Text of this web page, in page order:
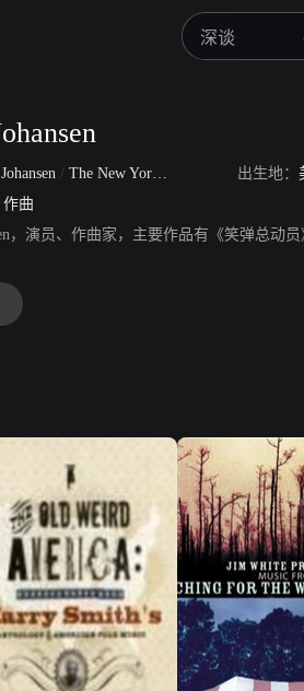
/ The New York City Dolls 出生地：
作曲
，演员、作曲家，主要作品有《笑弹总动